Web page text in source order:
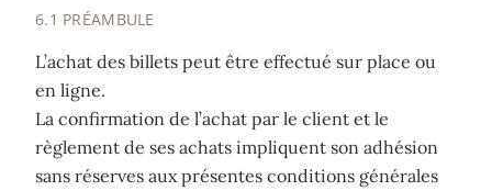
6.1 PRÉAMBULE
L’achat des billets peut être effectué sur place ou
en ligne.
La confirmation de l’achat par le client et le
règlement de ses achats impliquent son adhésion
sans réserves aux présentes conditions générales